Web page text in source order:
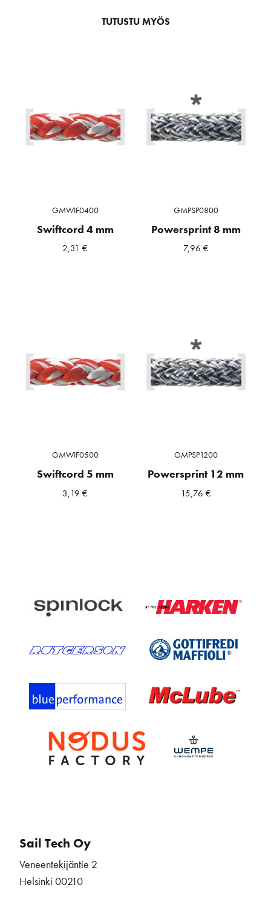
TUTUSTU MYÖS
GMWIF0400
Swiftcord 4 mm
2,31€
GMPSP0800
Powersprint 8 mm
7,96 €
GMWIF0500
Swiftcord 5 mm
3,19€
GMPSP1200
Powersprint 12 mm
15,76 €
Sail Tech Oy
Veneentekijäntie 2
Helsinki 00210